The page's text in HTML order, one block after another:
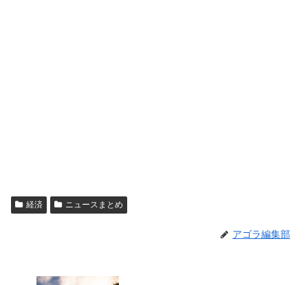
経済 ニュースまとめ
アゴラ編集部